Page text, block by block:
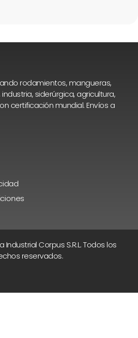
rodamientos, mangueras,
siderúrgica, agricultura,
certificación mundial. Envíos a
Corpus S.R.L. Todos los
reservados.